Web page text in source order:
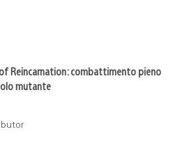
Reincarnation: combattimento pieno
mutante